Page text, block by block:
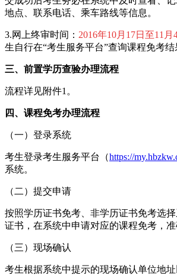
地点、联系电话、乘车路线等信息。
3.网上终审时间： 2016年10月17日至11月
生自行在“考生服务平台”查询课程免考结
三、前置学历查验办理流程
流程详见附件1。
四、课程免考办理流程
（一）登录系统
考生登录考生服务平台（https://
系统。
（二）提交申请
按照学历证书免考、非学历证书免考选
证书，在系统中申请对应的课程免考，准
（三）现场确认
考生根据系统中提示的现场确认单位地